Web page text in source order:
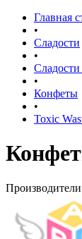
Главная
•
Сладости
•
•
Конфеты
•
Toxic
Производители